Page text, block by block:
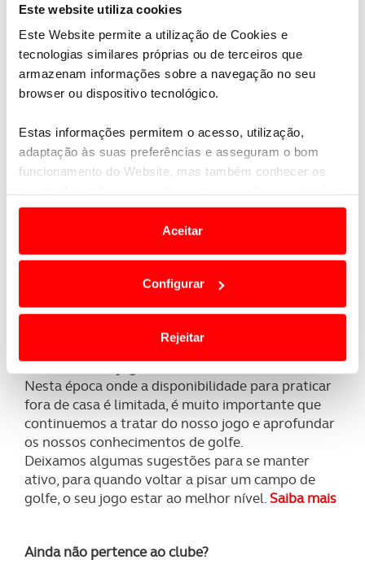
Este website utiliza cookies
Este Website permite a utilização de Cookies e
tecnologias similares próprias ou de terceiros que
armazenam informações sobre a navegação no seu
browser ou dispositivo tecnológico.
Estas informações permitem o acesso, utilização,
adaptação às suas preferências e asseguram o bom
funcionamento do Website, mas também conhecer os
e anúncios de modo a promover produtos e/ou serviços.
Em alguns casos, a utilização destas tecnologias
termos e a todo o tempo as suas preferências e limitando
o acesso a informações durante a navegação no
personalizar conteúdos e anúncios, para lhe proporcionar
funcionalidades de redes sociais, bem como para
analisar dados de navegação no nosso website.
Adicionalmente partilhamos informação, relativa à sua
utilização do nosso site de publicidade e de análise, com
parceiros e organizações na UE e em países terceiros.
dados pessoais serão realizadas apenas com o seu
Aceitar
Configurar
Rejeitar
Damos a conhecer o filme que a FPG produziu
para promoção do golfe nacional, que já está a ser
utilizado pelo Turismo de Portugal para
promoção internacional.
Vamos voltar a jogar? vamos sim!
Melhore o seu jogo sem sair de casa
Nesta época onde a disponibilidade para praticar
fora de casa é limitada, é muito importante que
continuemos a tratar do nosso jogo e aprofundar
os nossos conhecimentos de golfe.
Deixamos algumas sugestões para se manter
ativo, para quando voltar a pisar um campo de
golfe, o seu jogo estar ao melhor nível. Saiba mais
Ainda não pertence ao clube?